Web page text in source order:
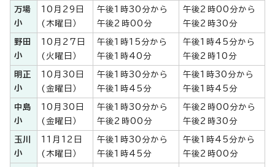
万場
小
10月29日
(木曜日）
午後1時30分から
午後2時00分
午後2時00分から
午後2時30分
野田
小
10月27日
(火曜日）
午後1時15分から
午後1時40分
午後1時45分から
午後2時10分
明正
小
10月30日
(金曜日）
午後1時30分から
午後1時45分
午後1時30分から
午後1時45分
中島
小
10月30日
(金曜日）
午後1時30分から
午後2時00分
午後2時00分から
午後2時30分
玉川
小
11月12日
(木曜日）
午後1時30分から
午後1時45分
午後1時45分から
午後2時00分